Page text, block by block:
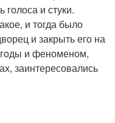
и стуки.
и тогда было
и закрыть его на
и феноменом,
заинтересовались